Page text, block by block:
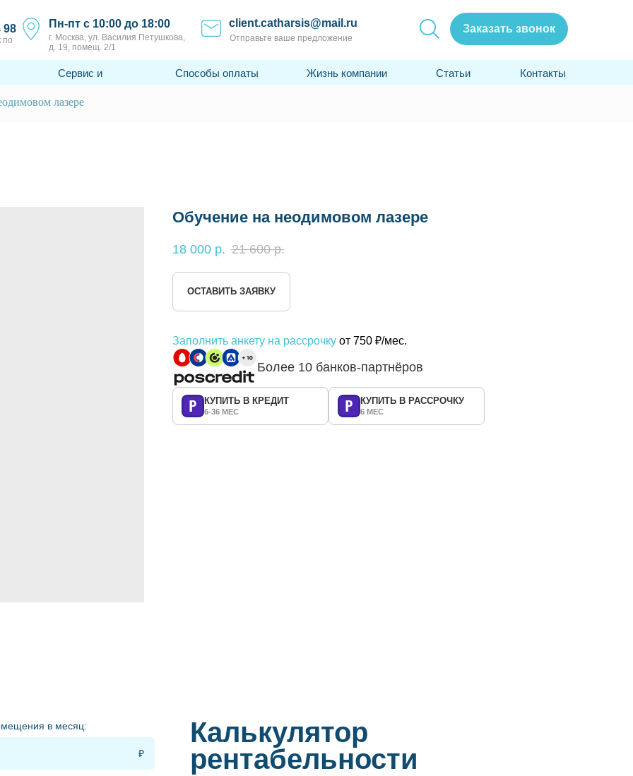
Способы оплаты Жизнь компании Контакты
Сервис и
Статьи
Заказать звонок
client.catharsis@mail.ru
Отправьте ваше предложение
Пн-пт с 10:00 до 18:00
г. Москва, ул. Василия Петушкова,
д. 19, помещ. 2/1
по
98
лазере
Обучение на неодимовом лазере
18 000 р. 21 600 р.
ОСТАВИТЬ ЗАЯВКУ
Заполнить анкету на рассрочку от 750 ₽/мес.
Более 10 банков-партнёров
КУПИТЬ В КРЕДИТ
6-36 МЕС
КУПИТЬ В РАССРОЧКУ
6 МЕС
в месяц:
Калькулятор
рентабельности